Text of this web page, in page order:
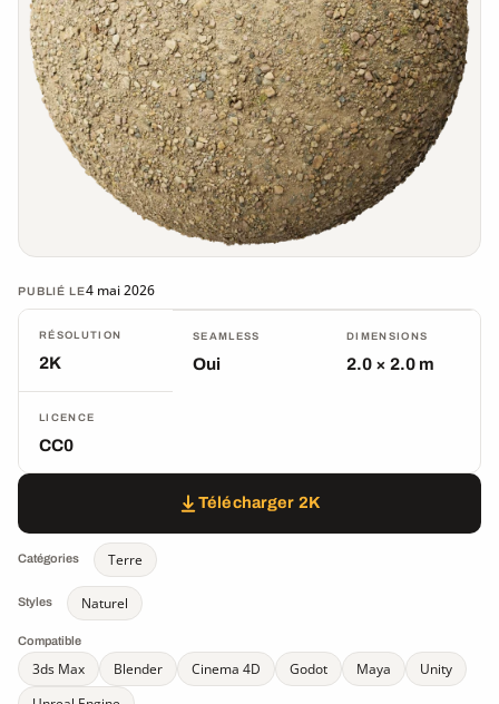
PUBLIÉ LE4 mai 2026
RÉSOLUTION
2K
SEAMLESS
Oui
DIMENSIONS
2.0 × 2.0 m
LICENCE
CC0
Télécharger 2K
Catégories Terre
Styles Naturel
Compatible
3ds Max Blender Cinema 4D Godot Maya
Unity